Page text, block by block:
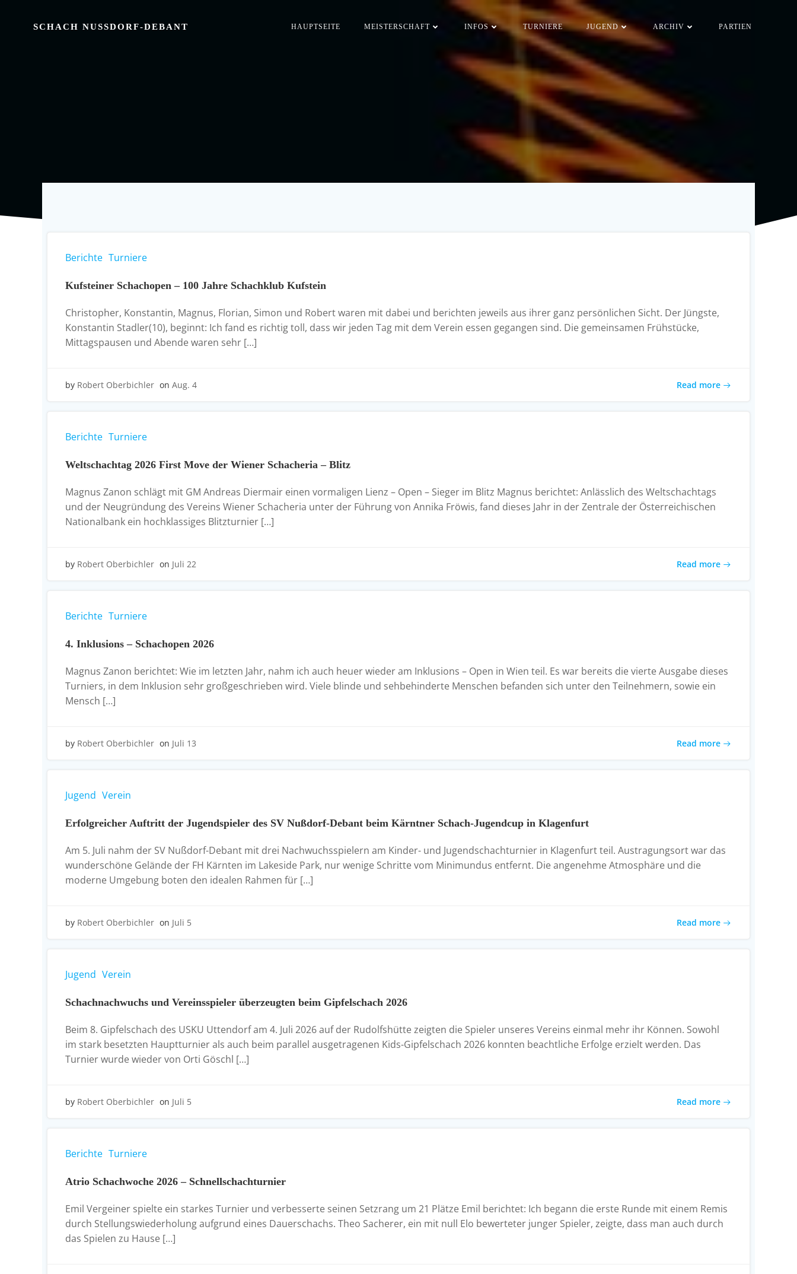
SCHACH NUSSDORF-DEBANT HAUPTSEITE MEISTERSCHAFT INFOS TURNIERE JUGEND ARCHIV PARTIEN
Berichte Turniere
Kufsteiner Schachopen – 100 Jahre Schachklub Kufstein
Christopher, Konstantin, Magnus, Florian, Simon und Robert waren mit dabei und berichten jeweils aus ihrer ganz persönlichen Sicht. Der Jüngste,
Konstantin Stadler(10), beginnt: Ich fand es richtig toll, dass wir jeden Tag mit dem Verein essen gegangen sind. Die gemeinsamen Frühstücke,
Mittagspausen und Abende waren sehr […]
by Robert Oberbichler on Aug. 4 Read more
Berichte Turniere
Weltschachtag 2026 First Move der Wiener Schacheria – Blitz
Magnus Zanon schlägt mit GM Andreas Diermair einen vormaligen Lienz – Open – Sieger im Blitz Magnus berichtet: Anlässlich des Weltschachtags
und der Neugründung des Vereins Wiener Schacheria unter der Führung von Annika Fröwis, fand dieses Jahr in der Zentrale der Österreichischen
Nationalbank ein hochklassiges Blitzturnier […]
by Robert Oberbichler on Juli 22 Read more
Berichte Turniere
4. Inklusions – Schachopen 2026
Magnus Zanon berichtet: Wie im letzten Jahr, nahm ich auch heuer wieder am Inklusions – Open in Wien teil. Es war bereits die vierte Ausgabe dieses
Turniers, in dem Inklusion sehr großgeschrieben wird. Viele blinde und sehbehinderte Menschen befanden sich unter den Teilnehmern, sowie ein
Mensch […]
by Robert Oberbichler on Juli 13 Read more
Jugend Verein
Erfolgreicher Auftritt der Jugendspieler des SV Nußdorf-Debant beim Kärntner Schach-Jugendcup in Klagenfurt
Am 5. Juli nahm der SV Nußdorf-Debant mit drei Nachwuchsspielern am Kinder- und Jugendschachturnier in Klagenfurt teil. Austragungsort war das
wunderschöne Gelände der FH Kärnten im Lakeside Park, nur wenige Schritte vom Minimundus entfernt. Die angenehme Atmosphäre und die
moderne Umgebung boten den idealen Rahmen für […]
by Robert Oberbichler on Juli 5 Read more
Jugend Verein
Schachnachwuchs und Vereinsspieler überzeugten beim Gipfelschach 2026
Beim 8. Gipfelschach des USKU Uttendorf am 4. Juli 2026 auf der Rudolfshütte zeigten die Spieler unseres Vereins einmal mehr ihr Können. Sowohl
im stark besetzten Hauptturnier als auch beim parallel ausgetragenen Kids-Gipfelschach 2026 konnten beachtliche Erfolge erzielt werden. Das
Turnier wurde wieder von Orti Göschl […]
by Robert Oberbichler on Juli 5 Read more
Berichte Turniere
Atrio Schachwoche 2026 – Schnellschachturnier
Emil Vergeiner spielte ein starkes Turnier und verbesserte seinen Setzrang um 21 Plätze Emil berichtet: Ich begann die erste Runde mit einem Remis
durch Stellungswiederholung aufgrund eines Dauerschachs. Theo Sacherer, ein mit null Elo bewerteter junger Spieler, zeigte, dass man auch durch
das Spielen zu Hause […]